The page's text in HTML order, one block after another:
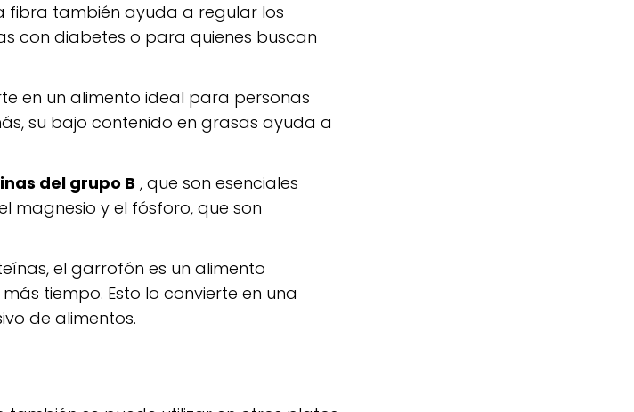
fibra también ayuda a regular los
con diabetes o para quienes buscan
en un alimento ideal para personas
su bajo contenido en grasas ayuda a
del grupo B , que son esenciales
magnesio y el fósforo, que son
el garrofón es un alimento
tiempo. Esto lo convierte en una
de alimentos.